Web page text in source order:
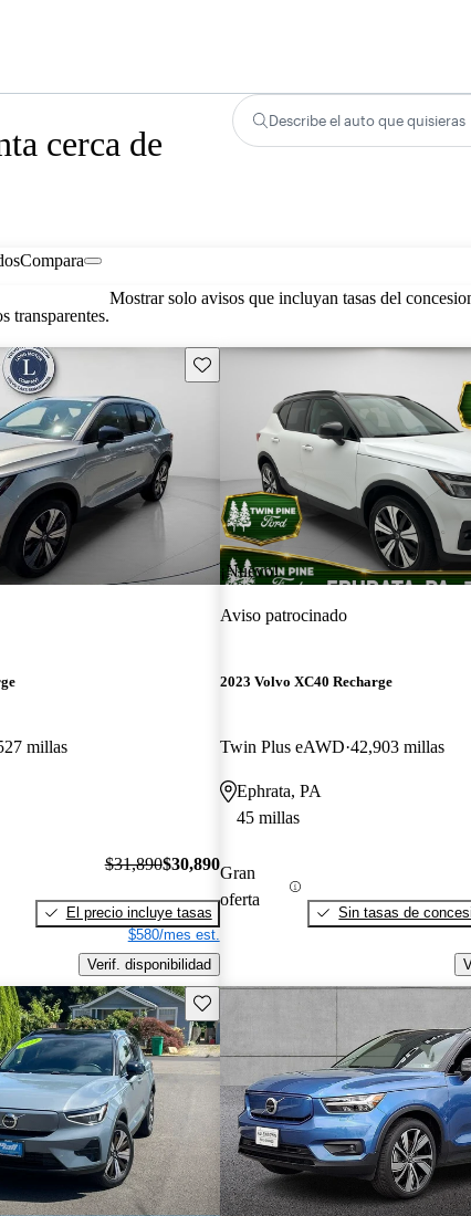
cerca de
Describe el auto que quisieras
Compara
transparentes.
Mostrar solo avisos que incluyan tasas del
Guarda este Aviso
millas
$31,890$30,890
El precio incluye tasas
$580/mes est.
Verif. disponibilidad
¡Nuevo!
Aviso patrocinado
2023 Volvo XC40 Recharge
Twin Plus eAWD 42,903 millas
Ephrata, PA
45 millas
Gran
oferta
Sin tasas de
Guarda este Aviso